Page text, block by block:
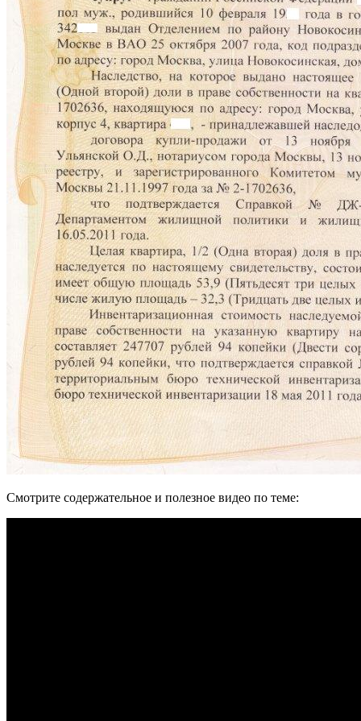
Смотрите содержательное и полезное видео по теме: